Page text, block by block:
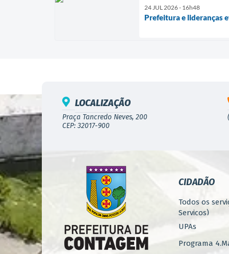
24 JUL 2026 - 16h48
Prefeitura e lideranças
LOCALIZAÇÃO
Praça Tancredo Neves, 200
CEP: 32017-900
CIDADÃO
Todos os
Serviços)
UPAs
Programa